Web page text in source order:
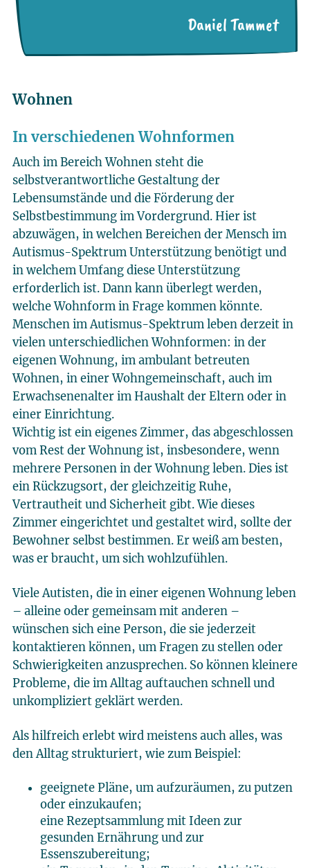
Daniel Tammet
Wohnen
In verschiedenen Wohnformen
Auch im Bereich Wohnen steht die
selbstverantwortliche Gestaltung der
Lebensumstände und die Förderung der
Selbstbestimmung im Vordergrund. Hier ist
abzuwägen, in welchen Bereichen der Mensch im
Autismus-Spektrum Unterstützung benötigt und
in welchem Umfang diese Unterstützung
erforderlich ist. Dann kann überlegt werden,
welche Wohnform in Frage kommen könnte.
Menschen im Autismus-Spektrum leben derzeit in
vielen unterschiedlichen Wohnformen: in der
eigenen Wohnung, im ambulant betreuten
Wohnen, in einer Wohngemeinschaft, auch im
Erwachsenenalter im Haushalt der Eltern oder in
einer Einrichtung.
Wichtig ist ein eigenes Zimmer, das abgeschlossen
vom Rest der Wohnung ist, insbesondere, wenn
mehrere Personen in der Wohnung leben. Dies ist
ein Rückzugsort, der gleichzeitig Ruhe,
Vertrautheit und Sicherheit gibt. Wie dieses
Zimmer eingerichtet und gestaltet wird, sollte der
Bewohner selbst bestimmen. Er weiß am besten,
was er braucht, um sich wohlzufühlen.
Viele Autisten, die in einer eigenen Wohnung leben
– alleine oder gemeinsam mit anderen –
wünschen sich eine Person, die sie jederzeit
kontaktieren können, um Fragen zu stellen oder
Schwierigkeiten anzusprechen. So können kleinere
Probleme, die im Alltag auftauchen schnell und
unkompliziert geklärt werden.
Als hilfreich erlebt wird meistens auch alles, was
den Alltag strukturiert, wie zum Beispiel:
geeignete Pläne, um aufzuräumen, zu putzen
oder einzukaufen;
eine Rezeptsammlung mit Ideen zur
gesunden Ernährung und zur
Essenszubereitung;